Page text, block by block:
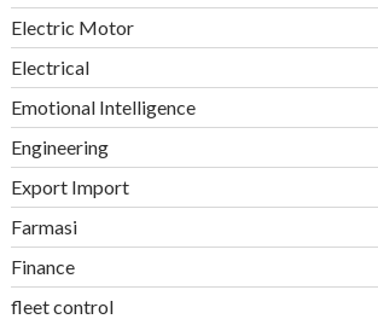
Electric Motor
Electrical
Emotional Intelligence
Engineering
Export Import
Farmasi
Finance
fleet control